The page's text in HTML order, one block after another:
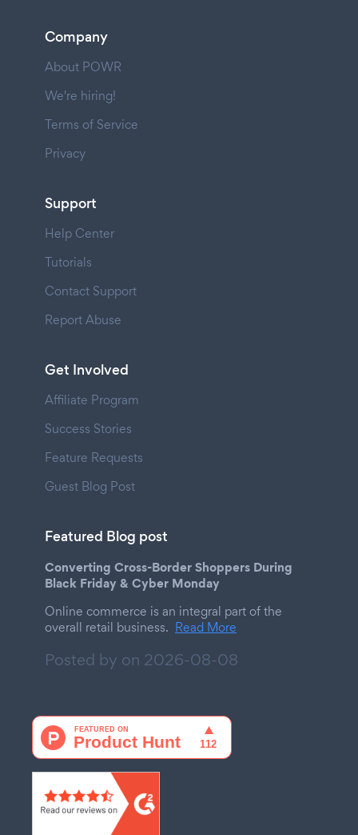
Company
About POWR
We're hiring!
Terms of Service
Privacy
Support
Help Center
Tutorials
Contact Support
Report Abuse
Get Involved
Affiliate Program
Success Stories
Feature Requests
Guest Blog Post
Featured Blog post
Converting Cross-Border Shoppers During
Black Friday & Cyber Monday
Online commerce is an integral part of the
overall retail business. Read More
Posted by on 2026-08-08